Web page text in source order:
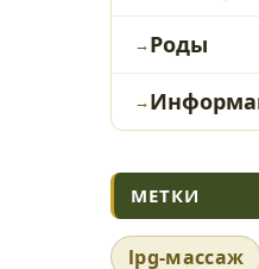
Роды
МЕТКИ
lpg-массаж